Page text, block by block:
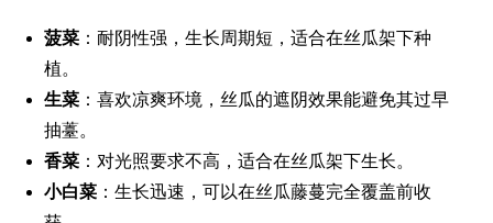
菠菜 ：耐阴性强，生长周期短，适合在丝瓜架下种
植。
生菜 ：喜欢凉爽环境，丝瓜的遮阴效果能避免其过早
抽薹。
香菜 ：对光照要求不高，适合在丝瓜架下生长。
小白菜 ：生长迅速，可以在丝瓜藤蔓完全覆盖前收